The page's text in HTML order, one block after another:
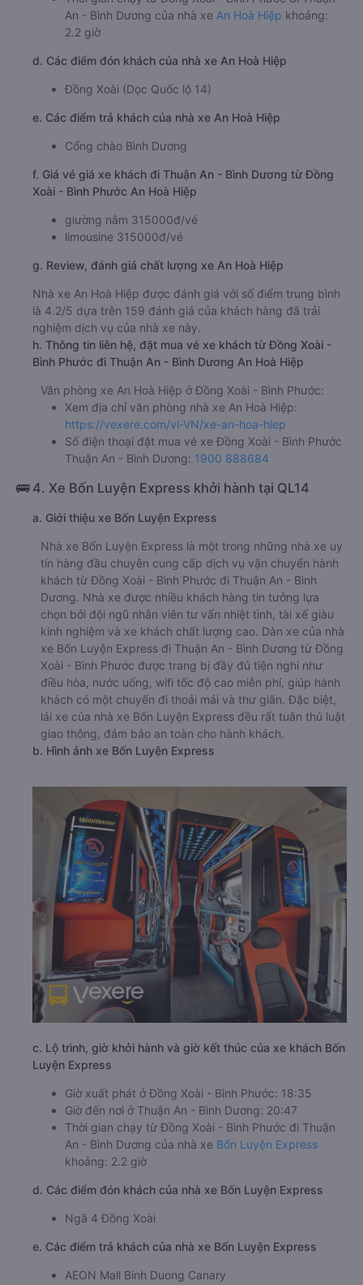
An - Bình Dương của nhà xe An Hoà Hiệp khoảng:
2.2 giờ
d. Các điểm đón khách của nhà xe An Hoà Hiệp
Đồng Xoài (Dọc Quốc lộ 14)
e. Các điểm trả khách của nhà xe An Hoà Hiệp
Cổng chào Bình Dương
f. Giá vé giá xe khách đi Thuận An - Bình Dương từ Đồng
Xoài - Bình Phước An Hoà Hiệp
giường nằm 315000đ/vé
limousine 315000đ/vé
g. Review, đánh giá chất lượng xe An Hoà Hiệp
Nhà xe An Hoà Hiệp được đánh giá với số điểm trung bình
là 4.2/5 dựa trên 159 đánh giá của khách hàng đã trải
nghiệm dịch vụ của nhà xe này.
h. Thông tin liên hệ, đặt mua vé xe khách từ Đồng Xoài -
Bình Phước đi Thuận An - Bình Dương An Hoà Hiệp
Văn phòng xe An Hoà Hiệp ở Đồng Xoài - Bình Phước:
Xem địa chỉ văn phòng nhà xe An Hoà Hiệp:
https://vexere.com/vi-VN/xe-an-hoa-hiep
Số điện thoại đặt mua vé xe Đồng Xoài - Bình Phước
Thuận An - Bình Dương: 1900 888684
🚌 4. Xe Bốn Luyện Express khởi hành tại QL14
a. Giới thiệu xe Bốn Luyện Express
Nhà xe Bốn Luyện Express là một trong những nhà xe uy
tín hàng đầu chuyên cung cấp dịch vụ vận chuyển hành
khách từ Đồng Xoài - Bình Phước đi Thuận An - Bình
Dương. Nhà xe được nhiều khách hàng tin tưởng lựa
chọn bởi đội ngũ nhân viên tư vấn nhiệt tình, tài xế giàu
kinh nghiệm và xe khách chất lượng cao. Dàn xe của nhà
xe Bốn Luyện Express đi Thuận An - Bình Dương từ Đồng
Xoài - Bình Phước được trang bị đầy đủ tiện nghi như
điều hòa, nước uống, wifi tốc độ cao miễn phí, giúp hành
khách có một chuyến đi thoải mái và thư giãn. Đặc biệt,
lái xe của nhà xe Bốn Luyện Express đều rất tuân thủ luật
giao thông, đảm bảo an toàn cho hành khách.
b. Hình ảnh xe Bốn Luyện Express
c. Lộ trình, giờ khởi hành và giờ kết thúc của xe khách Bốn
Luyện Express
Giờ xuất phát ở Đồng Xoài - Bình Phước: 18:35
Giờ đến nơi ở Thuận An - Bình Dương: 20:47
Thời gian chạy từ Đồng Xoài - Bình Phước đi Thuận
An - Bình Dương của nhà xe Bốn Luyện Express
khoảng: 2.2 giờ
d. Các điểm đón khách của nhà xe Bốn Luyện Express
Ngã 4 Đồng Xoài
e. Các điểm trả khách của nhà xe Bốn Luyện Express
AEON Mall Binh Duong Canary